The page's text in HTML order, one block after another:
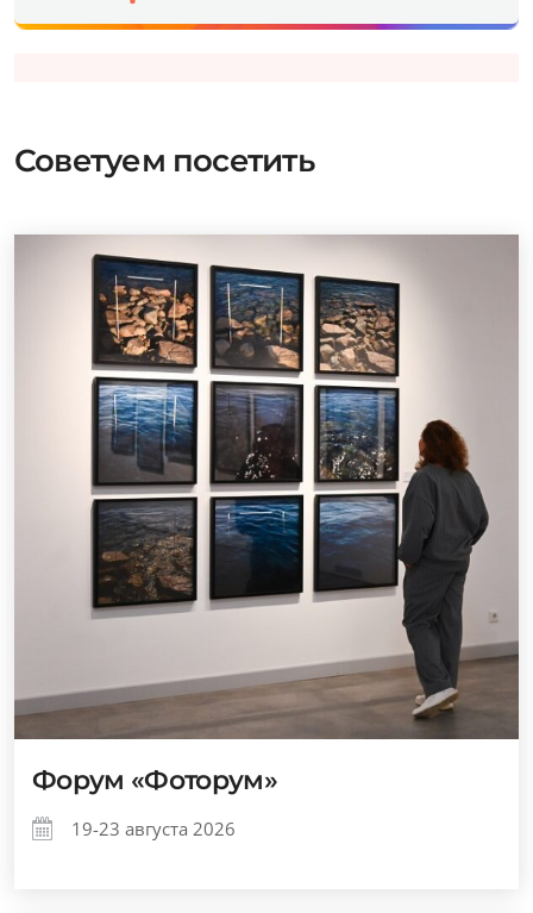
Советуем посетить
Форум «Фоторум»
19-23 августа 2026